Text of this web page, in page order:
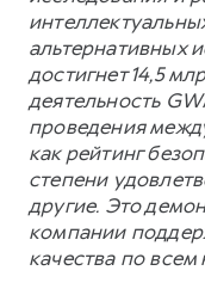
альтернативных
достигнет 14,5
деятельность
проведения
как рейтинг
степени
другие. Это
компании
качества по